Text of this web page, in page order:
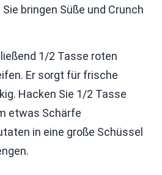
bringen Süße und Crunch
1/2 Tasse roten
Er sorgt für frische
Hacken Sie 1/2 Tasse
etwas Schärfe
in eine große Schüssel